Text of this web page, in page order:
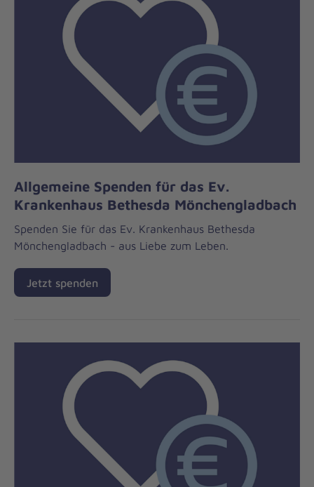
Allgemeine Spenden für das Ev.
Krankenhaus Bethesda Mönchengladbach
Spenden Sie für das Ev. Krankenhaus Bethesda
Mönchengladbach - aus Liebe zum Leben.
Jetzt spenden